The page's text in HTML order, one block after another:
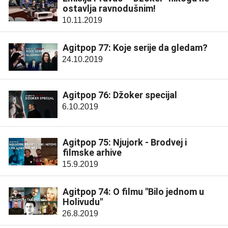
ostavlja ravnodušnim!
10.11.2019
Agitpop 77: Koje serije da gledam?
24.10.2019
Agitpop 76: Džoker specijal
6.10.2019
Agitpop 75: Njujork - Brodvej i
filmske arhive
15.9.2019
Agitpop 74: O filmu "Bilo jednom u
Holivudu"
26.8.2019